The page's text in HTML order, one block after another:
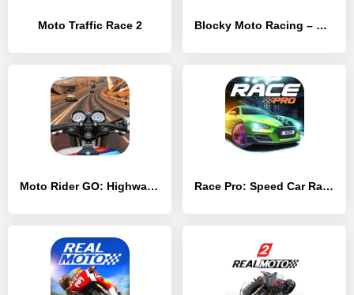
Moto Traffic Race 2 Blocky Moto Racing – мотоцикл симулятор
Moto Rider GO: Highway Traffic Race Pro: Speed Car Racer in Traffic